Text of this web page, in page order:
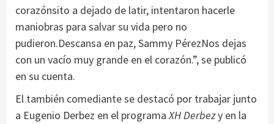
corazónsito a dejado de latir, intentaron hacerle
maniobras para salvar su vida pero no
pudieron.Descansa en paz, Sammy PérezNos dejas
con un vacío muy grande en el corazón.”, se publicó
en su cuenta.
El también comediante se destacó por trabajar junto
a Eugenio Derbez en el programaXH Derbezy en la